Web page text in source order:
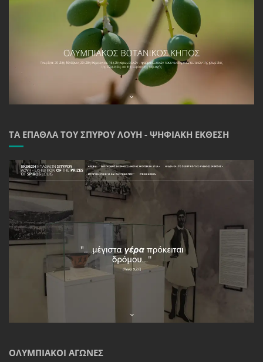
ΤΑ ΈΠΑΘΛΑ ΤΟΥ ΣΠΎΡΟΥ ΛΟΎΗ - ΨΗΦΙΑΚΉ ΈΚΘΕΣΗ
ΟΛΥΜΠΙΑΚΟΊ ΑΓΏΝΕΣ